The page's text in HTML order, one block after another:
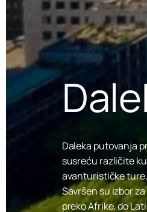
Daleka putovanja
susreću različite
avanturističke
Savršen su izbor
preko Afrike, do